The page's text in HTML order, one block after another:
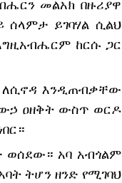
መልአክ በዙሪያዋ
ሰላምታ ይገባሃል ሲልህ
ከርሱ ጋር
ለሲኖዳ እንዲጠብቃቸው
ዐዘቅት ውስጥ ወርዶ
ወሰደው። አባ አብጎልም
ትሆን ዘንድ የሚገባህ